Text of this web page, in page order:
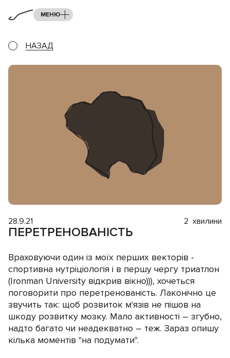
МЕНЮ
НАЗАД
28.9.21 2 хвилини
ПЕРЕТРЕНОВАНІСТЬ
Враховуючи один із моїх перших векторів -
спортивна нутріціологія і в першу чергу триатлон
(Ironman University відкрив вікно))), хочеться
поговорити про перетренованість. Лаконічно це
звучить так: щоб розвиток м'язів не пішов на
шкоду розвитку мозку. Мало активності – згубно,
надто багато чи неадекватно – теж. Зараз опишу
кілька моментів "на подумати".